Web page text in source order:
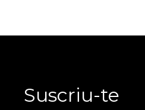
Suscriu-te